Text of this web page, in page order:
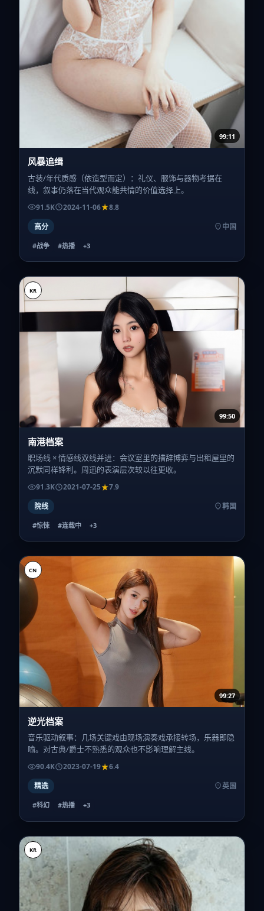
99:11
风暴追缉
古装/年代质感（依造型而定）：礼仪、服饰与器物考据在
线，叙事仍落在当代观众能共情的价值选择上。
91.5K 2024-11-06
8.8
高分
中国
#战争 #热播 +3
KR
99:50
南港档案
职场线 × 情感线双线并进：会议室里的措辞博弈与出租屋里的
沉默同样锋利。周迅的表演层次较以往更收。
91.3K 2021-07-25
7.9
院线
韩国
#惊悚 #连载中 +3
CN
99:27
逆光档案
音乐驱动叙事：几场关键戏由现场演奏戏承接转场，乐器即隐
喻。对古典/爵士不熟悉的观众也不影响理解主线。
90.4K 2023-07-19
6.4
精选
英国
#科幻 #热播 +3
KR